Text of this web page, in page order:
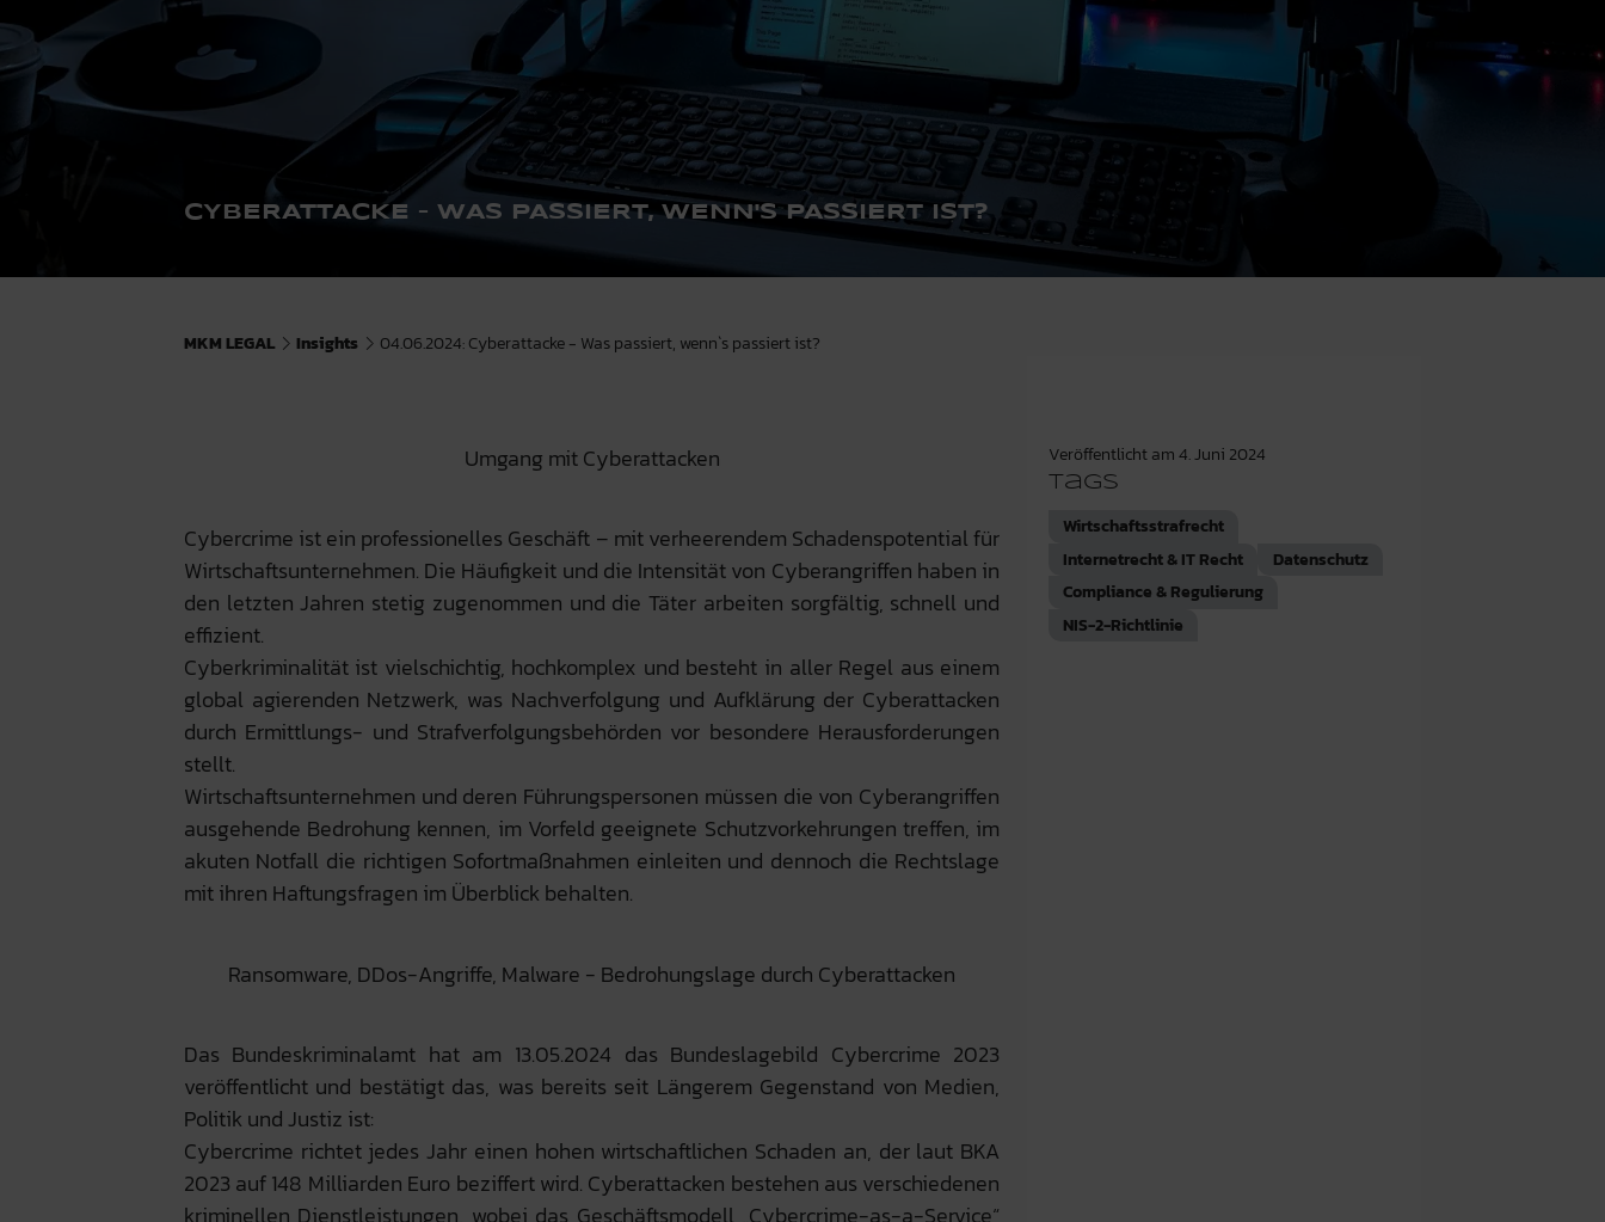
CYBERATTACKE – WAS PASSIERT, WENN'S PASSIERT IST?
MKM LEGAL Insights 04.06.2024: Cyberattacke - Was passiert, wenn`s passiert ist?
Umgang mit Cyberattacken
Cybercrime ist ein professionelles Geschäft – mit verheerendem Schadenspotential für
Wirtschaftsunternehmen. Die Häufigkeit und die Intensität von Cyberangriffen haben in
den letzten Jahren stetig zugenommen und die Täter arbeiten sorgfältig, schnell und
effizient.
Cyberkriminalität ist vielschichtig, hochkomplex und besteht in aller Regel aus einem
global agierenden Netzwerk, was Nachverfolgung und Aufklärung der Cyberattacken
durch Ermittlungs- und Strafverfolgungsbehörden vor besondere Herausforderungen
stellt.
Wirtschaftsunternehmen und deren Führungspersonen müssen die von Cyberangriffen
ausgehende Bedrohung kennen, im Vorfeld geeignete Schutzvorkehrungen treffen, im
akuten Notfall die richtigen Sofortmaßnahmen einleiten und dennoch die Rechtslage
mit ihren Haftungsfragen im Überblick behalten.
Ransomware, DDos-Angriffe, Malware - Bedrohungslage durch Cyberattacken
Das Bundeskriminalamt hat am 13.05.2024 das Bundeslagebild Cybercrime 2023
veröffentlicht und bestätigt das, was bereits seit Längerem Gegenstand von Medien,
Politik und Justiz ist:
Cybercrime richtet jedes Jahr einen hohen wirtschaftlichen Schaden an, der laut BKA
2023 auf 148 Milliarden Euro beziffert wird. Cyberattacken bestehen aus verschiedenen
kriminellen Dienstleistungen, wobei das Geschäftsmodell „Cybercrime-as-a-Service“
Veröffentlicht am4. Juni 2024
Tags
Wirtschaftsstrafrecht
Internetrecht & IT Recht
Datenschutz
Compliance & Regulierung
NIS-2-Richtlinie